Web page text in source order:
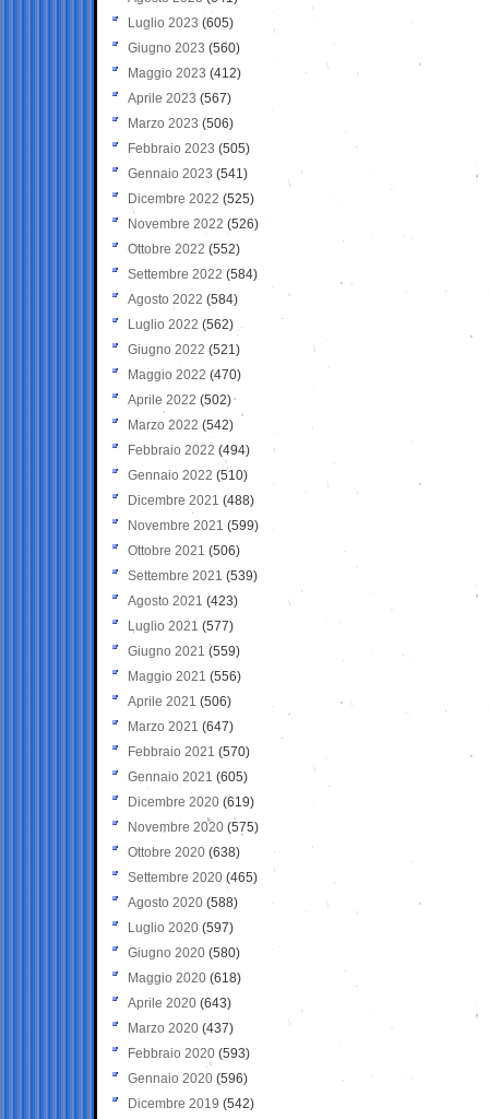
Luglio 2023 (605)
Giugno 2023 (560)
Maggio 2023 (412)
Aprile 2023 (567)
Marzo 2023 (506)
Febbraio 2023 (505)
Gennaio 2023 (541)
Dicembre 2022 (525)
Novembre 2022 (526)
Ottobre 2022 (552)
Settembre 2022 (584)
Agosto 2022 (584)
Luglio 2022 (562)
Giugno 2022 (521)
Maggio 2022 (470)
Aprile 2022 (502)
Marzo 2022 (542)
Febbraio 2022 (494)
Gennaio 2022 (510)
Dicembre 2021 (488)
Novembre 2021 (599)
Ottobre 2021 (506)
Settembre 2021 (539)
Agosto 2021 (423)
Luglio 2021 (577)
Giugno 2021(559)
Maggio 2021 (556)
Aprile 2021 (506)
Marzo 2021 (647)
Febbraio 2021 (570)
Gennaio 2021 (605)
Dicembre 2020 (619)
Novembre 2020 (575)
Ottobre 2020 (638)
Settembre 2020(465)
Agosto 2020 (588)
Luglio 2020 (597)
Giugno 2020 (580)
Maggio 2020 (618)
Aprile 2020 (643)
Marzo 2020 (437)
Febbraio 2020 (593)
Gennaio 2020 (596)
Dicembre 2019 (542)